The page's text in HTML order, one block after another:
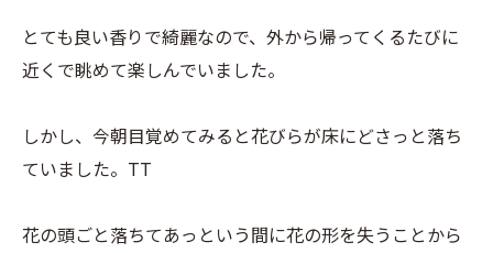
とても良い香りで綺麗なので、外から帰ってくるたびに
近くで眺めて楽しんでいました。
しかし、今朝目覚めてみると花びらが床にどさっと落ち
ていました。TT
花の頭ごと落ちてあっという間に花の形を失うことから